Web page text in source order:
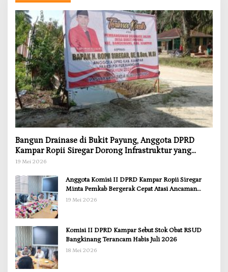
Bangun Drainase di Bukit Payung, Anggota DPRD
Kampar Ropii Siregar Dorong Infrastruktur yang
Menyentuh Kebutuhan Dasar
19 Mei 2026
Anggota Komisi II DPRD Kampar Ropii Siregar
Minta Pemkab Bergerak Cepat Atasi Ancaman
Kekosongan Obat demi Wujudkan Kampar Dihati
19 Mei 2026
Komisi II DPRD Kampar Sebut Stok Obat RSUD
Bangkinang Terancam Habis Juli 2026
18 Mei 2026